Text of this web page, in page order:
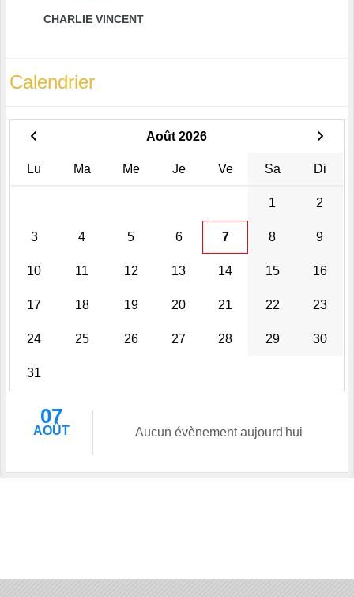
CHARLIE VINCENT
Calendrier
Août 2026
Lu Ma Me Je Ve Sa Di
1 2
3 4 5 6 7 8 9
10 11 12 13 14 15 16
17 18 19 20 21 22 23
24 25 26 27 28 29 30
31
07
AOÛT Aucun évènement aujourd'hui